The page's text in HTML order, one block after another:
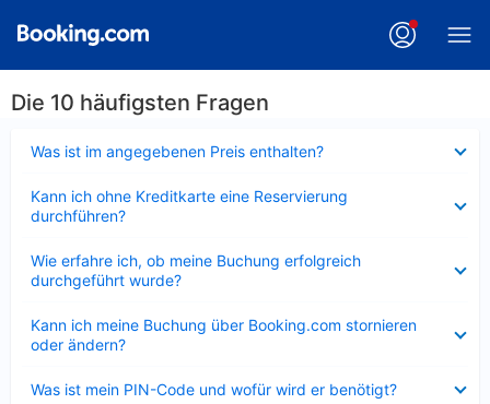
Die 10 häufigsten Fragen
Was ist im angegebenen Preis enthalten?
Kann ich ohne Kreditkarte eine Reservierung
durchführen?
Wie erfahre ich, ob meine Buchung erfolgreich
durchgeführt wurde?
Kann ich meine Buchung über Booking.com stornieren
oder ändern?
Was ist mein PIN-Code und wofür wird er benötigt?